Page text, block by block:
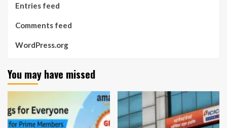
Entries feed
Comments feed
WordPress.org
You may have missed